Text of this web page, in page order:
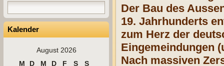
Kalender
August 2026
M
D M D F S
S
Der Bau des
19. Jahrhunderts
zum Herz der
Eingemeindungen
Nach massiven